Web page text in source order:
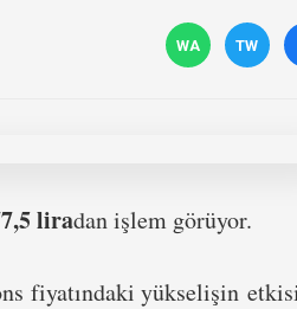
WA TW
liradan işlem görüyor.
fiyatındaki yükselişin